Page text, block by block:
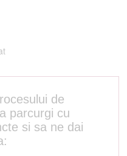
de
parcurgi cu
si sa ne dai